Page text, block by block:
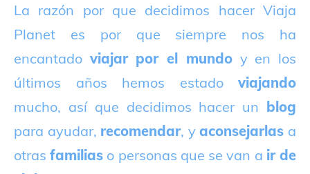
La razón por que decidimos hacer Viaja
Planet es por que siempre nos ha
encantado viajar por el mundoy en los
últimos años hemos estado viajando
mucho, así que decidimos hacer un blog
para ayudar, recomendar, yaconsejarlas a
otrasfamilias o personas que se van a ir de